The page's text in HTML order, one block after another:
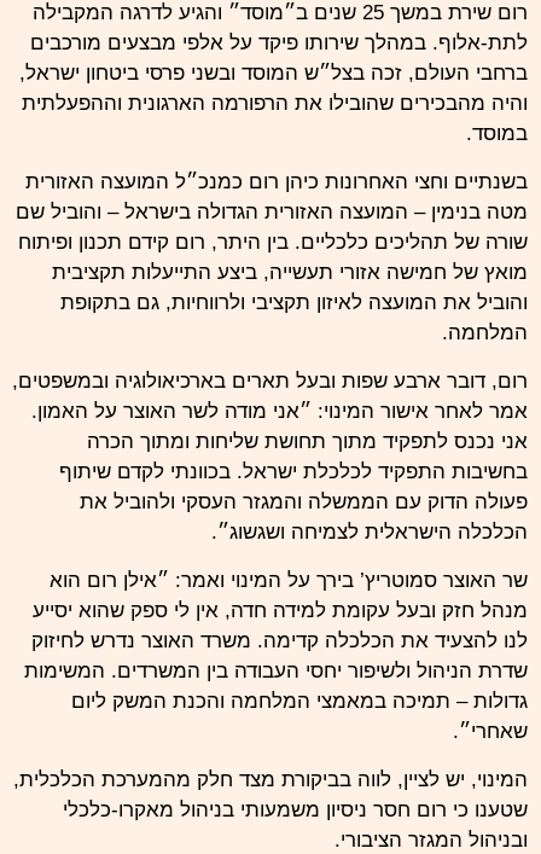
רום שירת במשך 25 שנים ב״מוסד״ והגיע לדרגה המקבילה
לתת-אלוף. במהלך שירותו פיקד על אלפי מבצעים מורכבים
ברחבי העולם, זכה בצל״ש המוסד ובשני פרסי ביטחון ישראל,
והיה מהבכירים שהובילו את הרפורמה הארגונית וההפעלתית
במוסד.
בשנתיים וחצי האחרונות כיהן רום כמנכ״ל המועצה האזורית
מטה בנימין – המועצה האזורית הגדולה בישראל – והוביל שם
שורה של תהליכים כלכליים. בין היתר, רום קידם תכנון ופיתוח
מואץ של חמישה אזורי תעשייה, ביצע התייעלות תקציבית
והוביל את המועצה לאיזון תקציבי ולרווחיות, גם בתקופת
המלחמה.
רום, דובר ארבע שפות ובעל תארים בארכיאולוגיה ובמשפטים,
אמר לאחר אישור המינוי: ״אני מודה לשר האוצר על האמון.
אני נכנס לתפקיד מתוך תחושת שליחות ומתוך הכרה
בחשיבות התפקיד לכלכלת ישראל. בכוונתי לקדם שיתוף
פעולה הדוק עם הממשלה והמגזר העסקי ולהוביל את
הכלכלה הישראלית לצמיחה ושגשוג״.
שר האוצר סמוטריץ’ בירך על המינוי ואמר: ״אילן רום הוא
מנהל חזק ובעל עקומת למידה חדה, אין לי ספק שהוא יסייע
לנו להצעיד את הכלכלה קדימה. משרד האוצר נדרש לחיזוק
שדרת הניהול ולשיפור יחסי העבודה בין המשרדים. המשימות
גדולות – תמיכה במאמצי המלחמה והכנת המשק ליום
שאחרי״.
המינוי, יש לציין, לווה בביקורת מצד חלק מהמערכת הכלכלית,
שטענו כי רום חסר ניסיון משמעותי בניהול מאקרו-כלכלי
ובניהול המגזר הציבורי.